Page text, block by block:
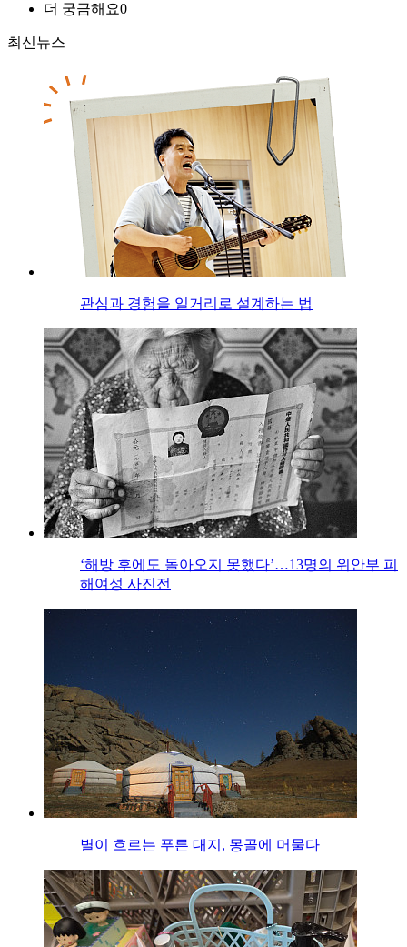
더 궁금해요0
최신뉴스
관심과 경험을 일거리로 설계하는 법
‘해방 후에도 돌아오지 못했다’…13명의 위안부 피
해여성 사진전
별이 흐르는 푸른 대지, 몽골에 머물다